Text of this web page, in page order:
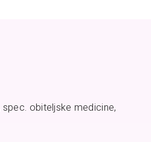
spec. obiteljske medicine,